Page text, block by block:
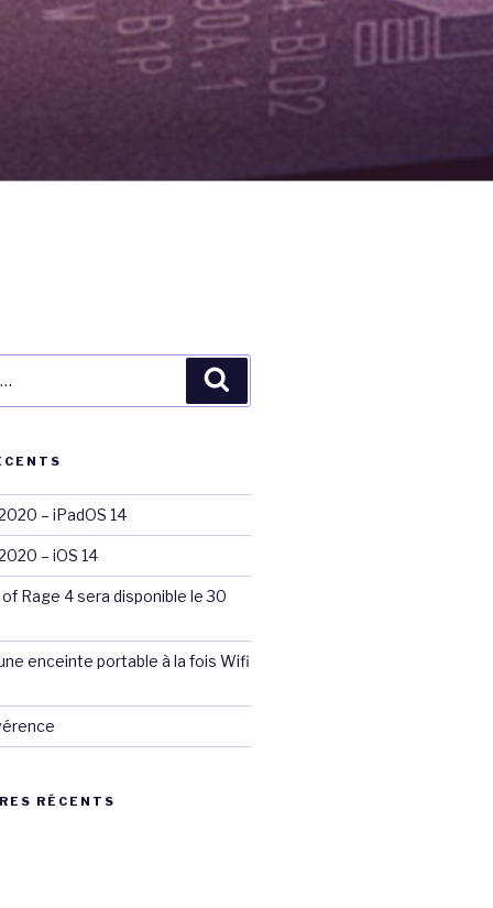
– iPadOS 14
– iOS 14
Rage 4 sera disponible le 30
enceinte portable à la fois Wifi
RÉCENTS